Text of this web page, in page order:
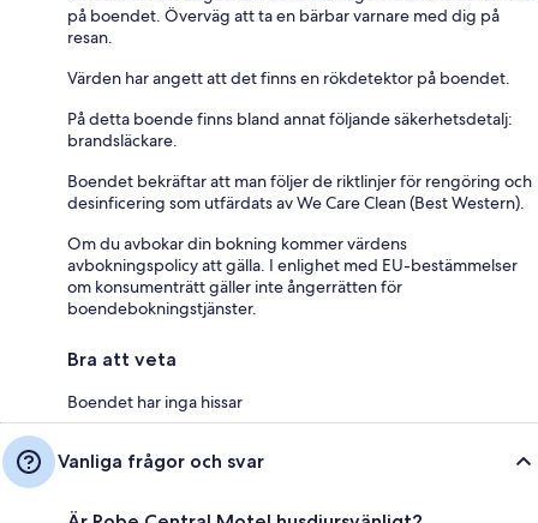
på boendet. Överväg att ta en bärbar varnare med dig på
resan.
Värden har angett att det finns en rökdetektor på boendet.
På detta boende finns bland annat följande säkerhetsdetalj:
brandsläckare.
Boendet bekräftar att man följer de riktlinjer för rengöring och
desinficering som utfärdats av We Care Clean (Best Western).
Om du avbokar din bokning kommer värdens
avbokningspolicy att gälla. I enlighet med EU-bestämmelser
om konsumenträtt gäller inte ångerrätten för
boendebokningstjänster.
Bra att veta
Boendet har inga hissar
Vanliga frågor och svar